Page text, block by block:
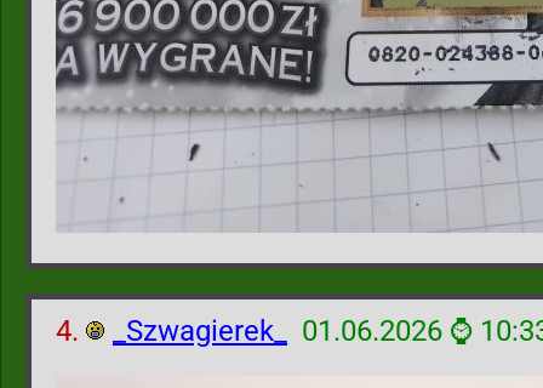
4. _Szwagierek_ 01.06.2026 ⌚